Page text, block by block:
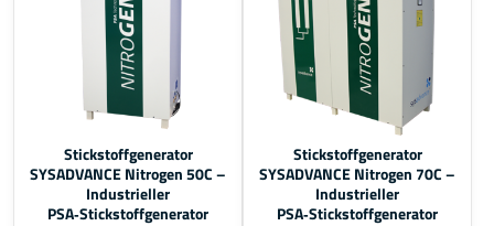
Stickstoffgenerator
SYSADVANCE Nitrogen 50C –
Industrieller
PSA‑Stickstoffgenerator
Stickstoffgenerator
SYSADVANCE Nitrogen 70C –
Industrieller
PSA‑Stickstoffgenerator